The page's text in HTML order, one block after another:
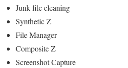
Junk file cleaning
Synthetic Z
File Manager
Composite Z
Screenshot Capture